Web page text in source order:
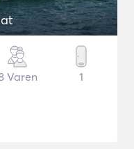
Varen 1